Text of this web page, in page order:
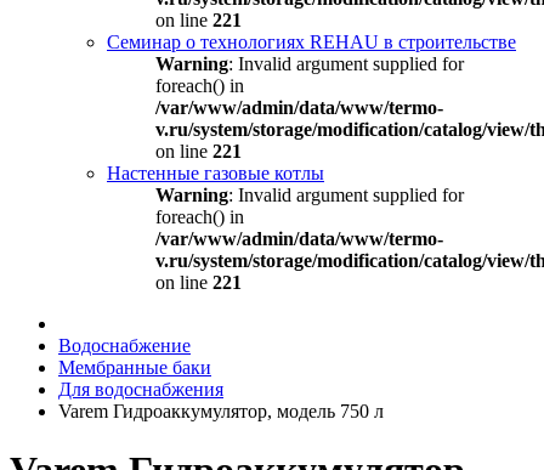
on line 221
Семинар о технологиях REHAU в строительстве
Warning: Invalid argument supplied for
foreach() in
/var/www/admin/data/www/termo-
v.ru/system/storage/modification/catalog/view/
on line 221
Настенные газовые котлы
Warning: Invalid argument supplied for
foreach() in
/var/www/admin/data/www/termo-
v.ru/system/storage/modification/catalog/view/
on line 221
Водоснабжение
Мембранные баки
Для водоснабжения
Varem Гидроаккумулятор, модель 750 л